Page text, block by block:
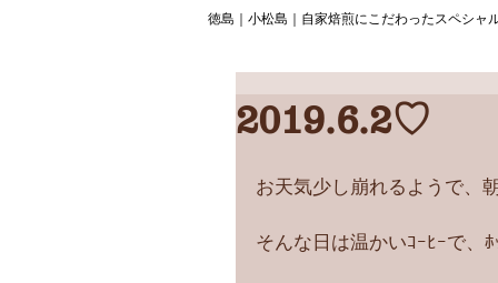
徳島｜小松島｜自家焙煎にこだわったスペシャ
2019.6.2♡
お天気少し崩れるようで、
そんな日は温かいｺｰﾋｰで